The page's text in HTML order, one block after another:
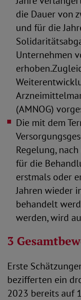
die Dauer von
und für die
Unternehmen
(AMNOG)
Die mit dem
Regelung,
für die
erstmals oder
Jahren wieder
behandelt
werden, wird
3
Erste
bezifferten ein
2023 bereits auf